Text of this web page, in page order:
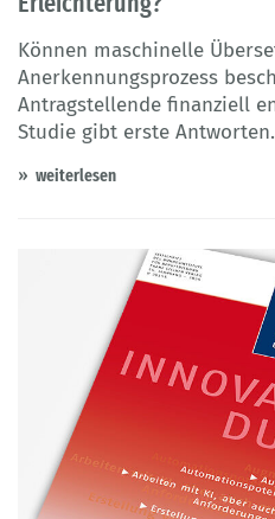
Können maschinelle
Anerkennungsprozess
Antragstellende finanziell
Studie gibt erste Antworten.
weiterlesen